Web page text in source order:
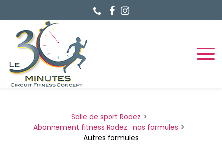
Salle de sport Rodez
Abonnement fitness Rodez : nos formules
Autres formules
Panneau de gestion des cookies